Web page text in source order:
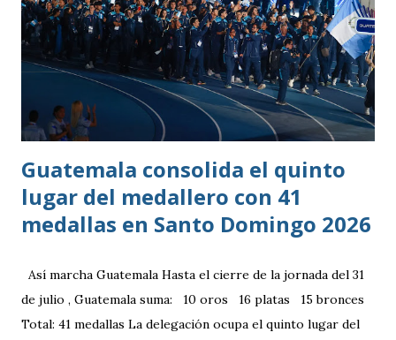
Guatemala consolida el quinto
lugar del medallero con 41
medallas en Santo Domingo 2026
Así marcha Guatemala Hasta el cierre de la jornada del 31
de julio , Guatemala suma: 10 oros 16 platas 15 bronces
Total: 41 medallas La delegación ocupa el quinto lugar del